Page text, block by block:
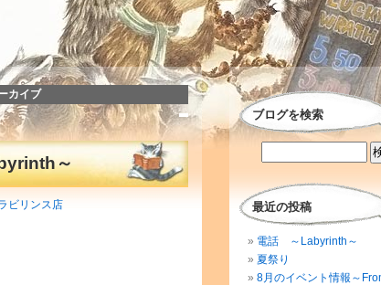
カイブ
～
ビリンス店
ブログを検索
最近の投稿
電話 ～Labyrinth～
夏祭り
8月のイベント情報～